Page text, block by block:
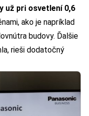
už pri osvetlení 0,6
ako je napríklad
budovy. Ďalšie
rieši dodatočný